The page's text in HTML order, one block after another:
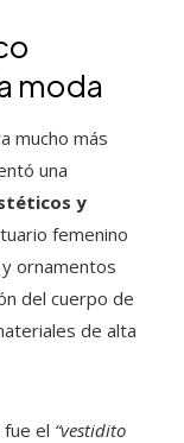
moda
mucho más
una
y
femenino
ornamentos
del cuerpo de
de alta
el “vestidito